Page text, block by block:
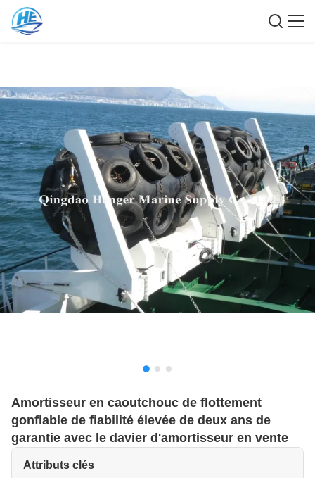
Amortisseur en caoutchouc de flottement
gonflable de fiabilité élevée de deux ans de
garantie avec le davier d'amortisseur en vente
Attributs clés